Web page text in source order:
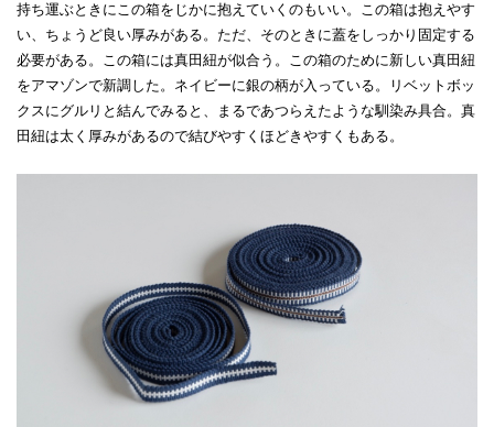
持ち運ぶときにこの箱をじかに抱えていくのもいい。この箱は抱えやす
い、ちょうど良い厚みがある。ただ、そのときに蓋をしっかり固定する
必要がある。この箱には真田紐が似合う。この箱のために新しい真田紐
をアマゾンで新調した。ネイビーに銀の柄が入っている。リベットボッ
クスにグルリと結んでみると、まるであつらえたような馴染み具合。真
田紐は太く厚みがあるので結びやすくほどきやすくもある。